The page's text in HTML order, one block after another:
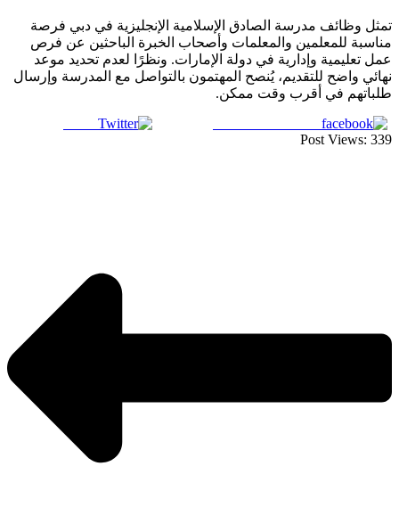
تمثل وظائف مدرسة الصادق الإسلامية الإنجليزية في دبي فرصة
مناسبة للمعلمين والمعلمات وأصحاب الخبرة الباحثين عن فرص
عمل تعليمية وإدارية في دولة الإمارات. ونظرًا لعدم تحديد موعد
نهائي واضح للتقديم، يُنصح المهتمون بالتواصل مع المدرسة وإرسال
طلباتهم في أقرب وقت ممكن.
Post Views: 339